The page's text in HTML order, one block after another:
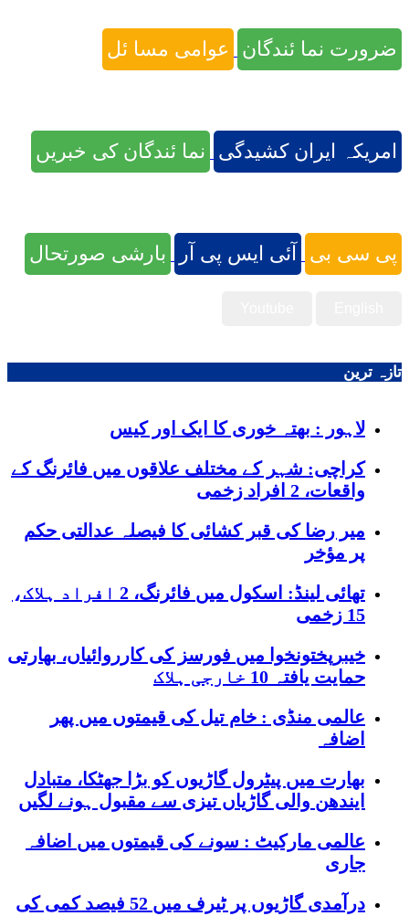
ضرورت نما ئندگان عوامی مسا ئل
امریکہ ایران کشیدگی نما ئندگان کی خبریں
پی سی بی آئی ایس پی آر بارشی صورتحال
تازہ ترین
لاہور : بھتہ خوری کا ایک اور کیس
کراچی: شہر کے مختلف علاقوں میں فائرنگ کے
واقعات، 2 افراد زخمی
میر رضا کی قبر کشائی کا فیصلہ عدالتی حکم
پر مؤخر
تھائی لینڈ: اسکول میں فائرنگ، 2 افراد ہلاک،
15 زخمی
خیبرپختونخوا میں فورسز کی کارروائیاں، بھارتی
حمایت یافتہ 10 خارجی ہلاک
عالمی منڈی : خام تیل کی قیمتوں میں پھر
اضافہ
بھارت میں پیٹرول گاڑیوں کو بڑا جھٹکا، متبادل
ایندھن والی گاڑیاں تیزی سے مقبول ہونے لگیں
عالمی مارکیٹ : سونے کی قیمتوں میں اضافہ
جاری
درآمدی گاڑیوں پر ٹیرف میں 52 فیصد کمی کی